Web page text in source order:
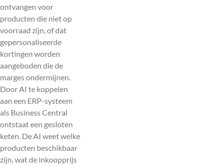
ontvangen voor
producten die niet op
voorraad zijn, of dat
gepersonaliseerde
kortingen worden
aangeboden die de
marges ondermijnen.
Door AI te koppelen
aan een ERP-systeem
als Business Central
ontstaat een gesloten
keten. De AI weet welke
producten beschikbaar
zijn, wat de inkoopprijs